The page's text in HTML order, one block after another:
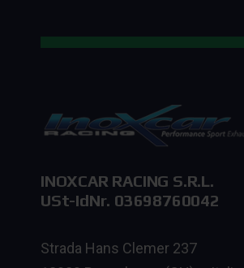
INOXCAR RACING S.R.L.
USt-IdNr. 03698760042
Strada Hans Clemer 237